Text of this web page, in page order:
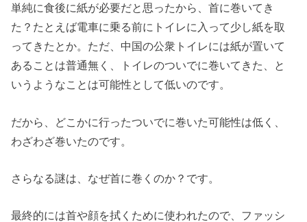
単純に食後に紙が必要だと思ったから、首に巻いてき
た？たとえば電車に乗る前にトイレに入って少し紙を取
ってきたとか。ただ、中国の公衆トイレには紙が置いて
あることは普通無く、トイレのついでに巻いてきた、と
いうようなことは可能性として低いのです。
だから、どこかに行ったついでに巻いた可能性は低く、
わざわざ巻いたのです。
さらなる謎は、なぜ首に巻くのか？です。
最終的には首や顔を拭くために使われたので、ファッシ